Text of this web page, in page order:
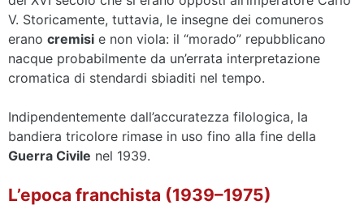
V. Storicamente, tuttavia, le insegne dei comuneros
erano cremisi e non viola: il “morado” repubblicano
nacque probabilmente da un’errata interpretazione
cromatica di stendardi sbiaditi nel tempo.
Indipendentemente dall’accuratezza filologica, la
bandiera tricolore rimase in uso fino alla fine della
Guerra Civile nel 1939.
L’epoca franchista (1939–1975)